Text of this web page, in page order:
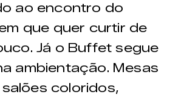
ao encontro do
que quer curtir de
Já o Buffet segue
ambientação. Mesas
salões coloridos,